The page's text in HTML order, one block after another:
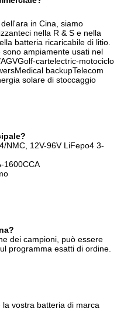
in Cina, siamo
nella R & S e nella
batteria ricaricabile di litio.
ampiamente usati nel
cartelectric-motociclo
backupTelecom
solare di stoccaggio
NMC, 12V-96V LiFepo4 3-
1600CCA
dei campioni, può essere
programma esatti di ordine.
vostra batteria di marca